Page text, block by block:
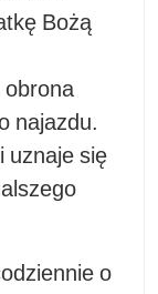
Bożą
obrona
najazdu.
uznaje się
o